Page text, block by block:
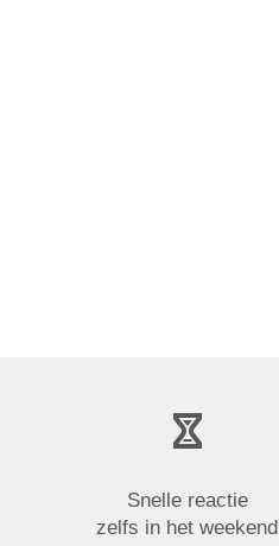
Snelle reactie
zelfs in het weekend